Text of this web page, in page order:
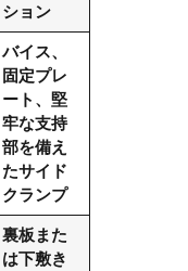
ション
バイス、
固定プレ
ート、堅
牢な支持
部を備え
たサイド
クランプ
裏板また
は下敷き